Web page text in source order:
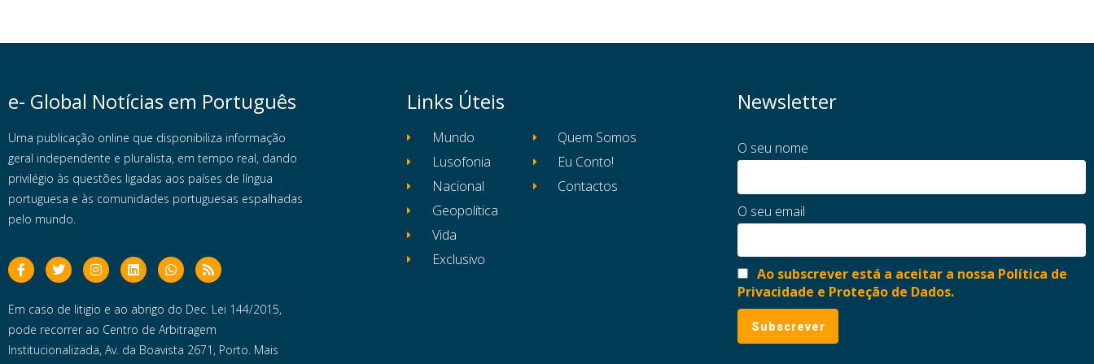
e- Global Notícias em Português
Uma publicação online que disponibiliza informação
geral independente e pluralista, em tempo real, dando
privilégio às questões ligadas aos países de língua
portuguesa e às comunidades portuguesas espalhadas
pelo mundo.
Em caso de litigio e ao abrigo do Dec. Lei 144/2015,
pode recorrer ao Centro de Arbitragem
Institucionalizada, Av. da Boavista 2671, Porto. Mais
Links Úteis
Mundo
Lusofonia
Nacional
Geopolítica
Vida
Exclusivo
Quem Somos
Eu Conto!
Contactos
Newsletter
O seu nome
O seu email
Ao subscrever está a aceitar a nossa Política de
Privacidade e Proteção de Dados.